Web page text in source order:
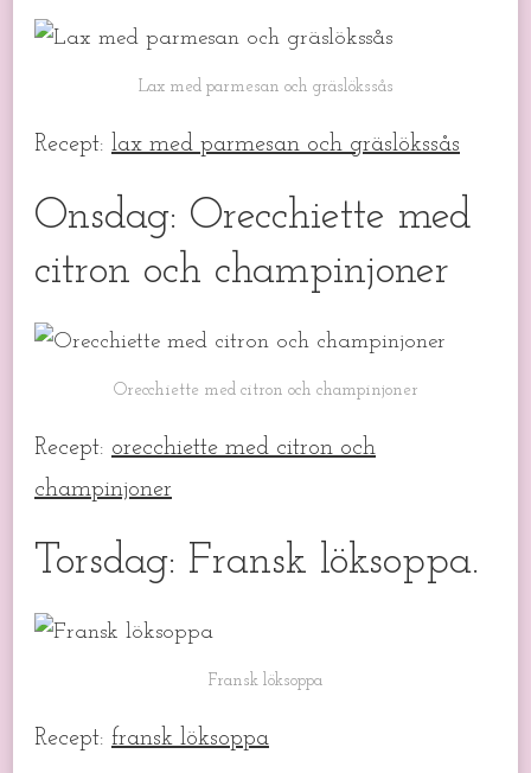
Lax med parmesan och gräslökssås
Recept: lax med parmesan och gräslökssås
Onsdag: Orecchiette med
citron och champinjoner
Orecchiette med citron och champinjoner
Recept: orecchiette med citron och
champinjoner
Torsdag: Fransk löksoppa.
Fransk löksoppa
Recept: fransk löksoppa